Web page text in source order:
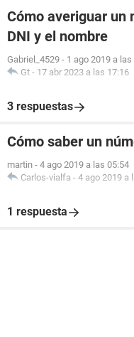
Cómo averiguar un
DNI y el nombre
Gabriel_4529 - 1 ago 2019 a las
Gt - 17 abr 2023 a las 17:16
3 respuestas
Cómo saber un
martin - 4 ago 2019 a las 05:54
Carlos-vialfa - 4 ago 2019 a
1 respuesta